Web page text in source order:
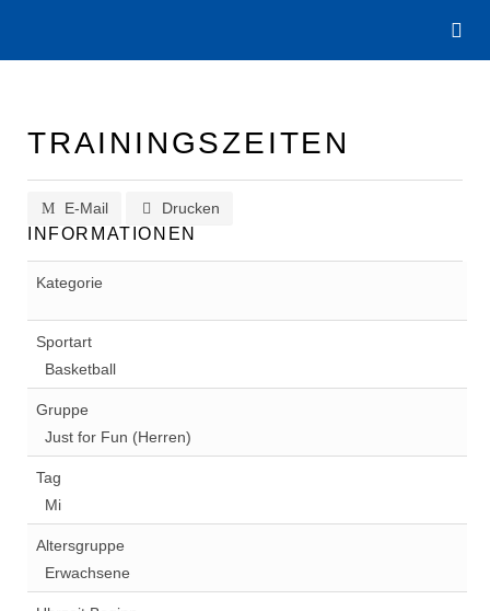
TRAININGSZEITEN
E-Mail Drucken
INFORMATIONEN
Kategorie
Sportart
Basketball
Gruppe
Just for Fun (Herren)
Tag
Mi
Altersgruppe
Erwachsene